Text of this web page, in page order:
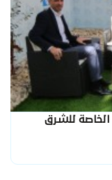
الخاصة للشرق